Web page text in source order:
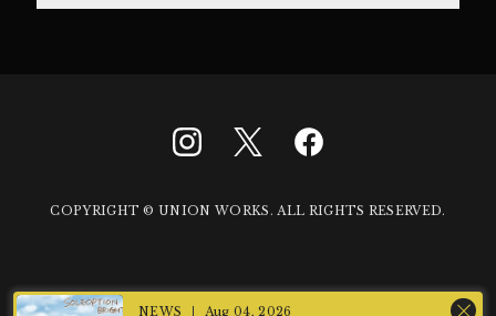
Aug 04, 2026
COPYRIGHT © UNION WORKS. ALL RIGHTS RESERVED.